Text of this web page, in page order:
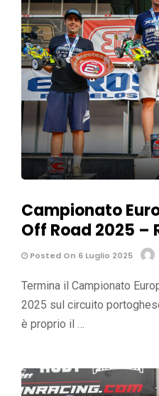
Campionato
Off Road 2025 –
Posted On 6 Luglio 2025
Termina il Campionato
2025 sul circuito
è proprio il …